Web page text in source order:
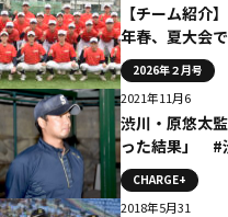
【チーム紹介
年春、夏大会
力を合わせて
2026年２月号
2021年11月6
渋川・原悠太
った結果」 #
CHARGE+
2018年5月31